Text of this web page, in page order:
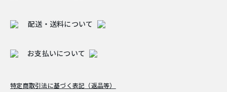
配送・送料について
お支払いについて
特定商取引法に基づく表記（返品等）